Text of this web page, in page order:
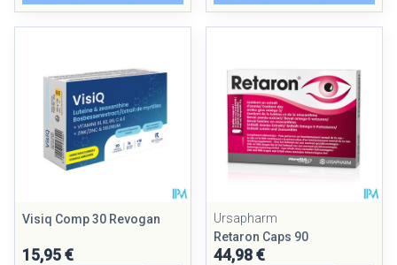
Visiq Comp 30 Revogan
15,95 €
Ursapharm
Retaron Caps 90
44,98 €